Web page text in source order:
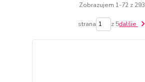
Zobrazujem 1-72 z 293
strana z 5ďalšie